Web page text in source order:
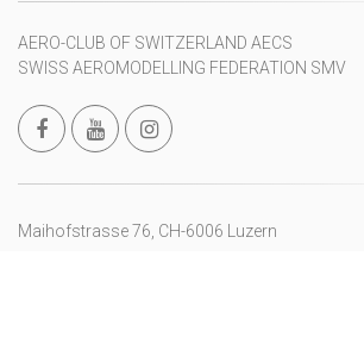
AERO-CLUB OF SWITZERLAND AECS
SWISS AEROMODELLING FEDERATION SMV
Maihofstrasse 76, CH-6006 Luzern